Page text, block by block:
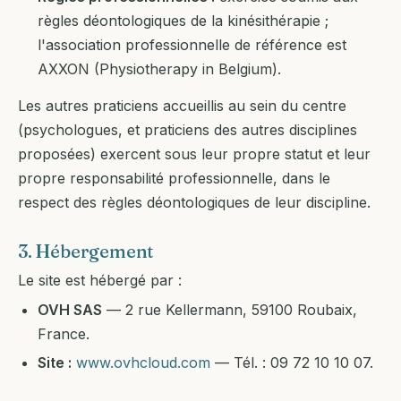
règles déontologiques de la kinésithérapie ;
l'association professionnelle de référence est
AXXON (Physiotherapy in Belgium).
Les autres praticiens accueillis au sein du centre
(psychologues, et praticiens des autres disciplines
proposées) exercent sous leur propre statut et leur
propre responsabilité professionnelle, dans le
respect des règles déontologiques de leur discipline.
3. Hébergement
Le site est hébergé par :
OVH SAS — 2 rue Kellermann, 59100 Roubaix,
France.
Site : www.ovhcloud.com — Tél. : 09 72 10 10 07.